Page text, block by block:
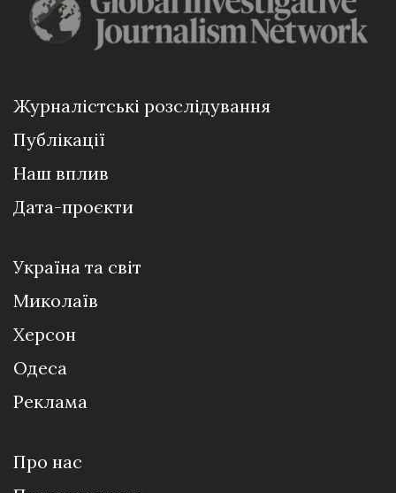
Журналістські розслідування
Публікації
Наш вплив
Дата-проєкти
Україна та світ
Миколаїв
Херсон
Одеса
Реклама
Про нас